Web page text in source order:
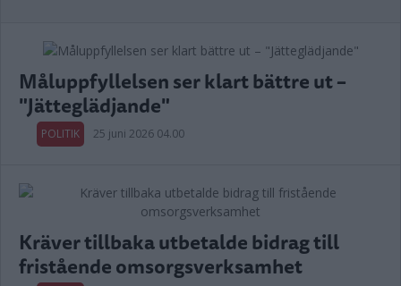
Måluppfyllelsen ser klart bättre ut –
"Jätteglädjande"
POLITIK 25 juni 2026 04.00
Kräver tillbaka utbetalde bidrag till
fristående omsorgsverksamhet